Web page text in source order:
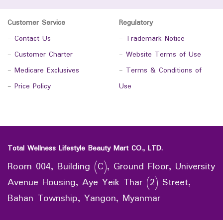
Customer Service
- Contact Us
- Customer Charter
- Medicare Exclusives
- Price Policy
Regulatory
- Trademark Notice
- Website Terms of Use
- Terms & Conditions of
Use
Total Wellness Lifestyle Beauty Mart CO., LTD.
Room 004, Building (C), Ground Floor, University
Avenue Housing, Aye Yeik Thar (2) Street,
Bahan Township, Yangon, Myanmar